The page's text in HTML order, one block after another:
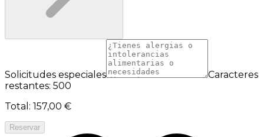
Solicitudes especiales
Caracteres
restantes: 500
Total : 157,00 €
Reservar